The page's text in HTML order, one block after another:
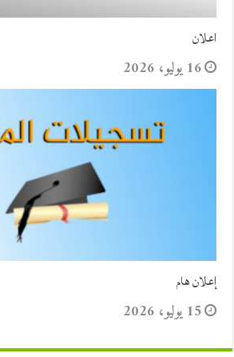
اعلان
16 يوليو، 2026
إعلان هام
15 يوليو، 2026